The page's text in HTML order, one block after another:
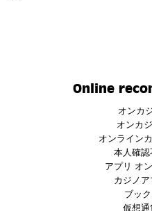
Online
オンカ
オンカ
オンライン
本人確認
アプリ オ
カジノ
ブッ
仮想通